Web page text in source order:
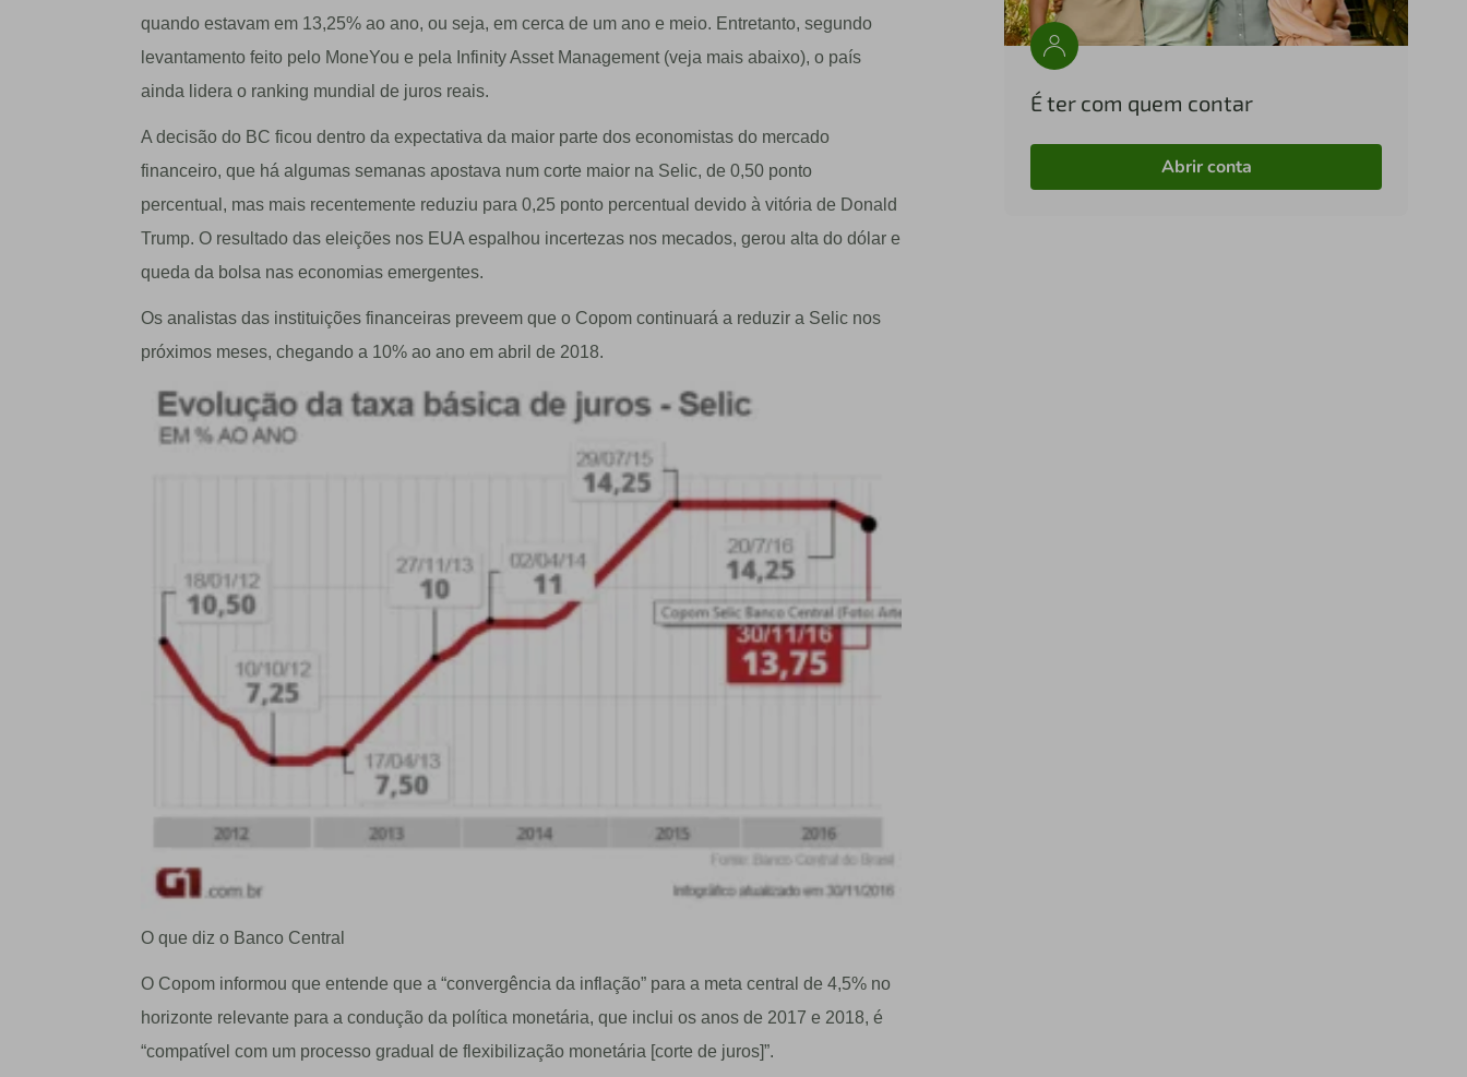
quando estavam em 13,25% ao ano, ou seja, em cerca de um ano e meio. Entretanto, segundo
levantamento feito pelo MoneYou e pela Infinity Asset Management (veja mais abaixo), o país
ainda lidera o ranking mundial de juros reais.
A decisão do BC ficou dentro da expectativa da maior parte dos economistas do mercado
financeiro, que há algumas semanas apostava num corte maior na Selic, de 0,50 ponto
percentual, mas mais recentemente reduziu para 0,25 ponto percentual devido à vitória de Donald
Trump. O resultado das eleições nos EUA espalhou incertezas nos mecados, gerou alta do dólar e
queda da bolsa nas economias emergentes.
Os analistas das instituições financeiras preveem que o Copom continuará a reduzir a Selic nos
próximos meses, chegando a 10% ao ano em abril de 2018.
O que diz o Banco Central
O Copom informou que entende que a “convergência da inflação” para a meta central de 4,5% no
horizonte relevante para a condução da política monetária, que inclui os anos de 2017 e 2018, é
“compatível com um processo gradual de flexibilização monetária [corte de juros]”.
É ter com quem contar
Abrir conta